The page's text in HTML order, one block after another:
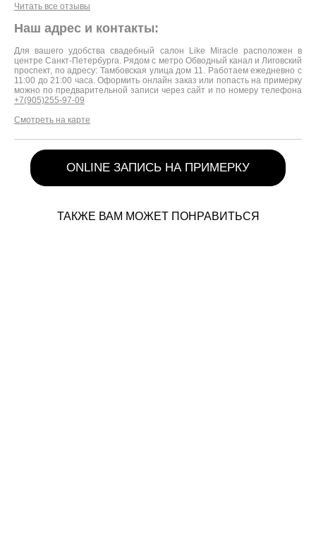
Читать все отзывы
Наш адрес и контакты:
Для вашего удобства свадебный салон Like Miracle расположен в
центре Санкт-Петербурга. Рядом с метро Обводный канал и Лиговский
проспект, по адресу: Тамбовская улица дом 11. Работаем ежедневно с
11:00 до 21:00 часа. Оформить онлайн заказ или попасть на примерку
можно по предварительной записи через сайт и по номеру телефона
+7(905)255-97-09
Смотреть на карте
ONLINE ЗАПИСЬ НА ПРИМЕРКУ
ТАКЖЕ ВАМ МОЖЕТ ПОНРАВИТЬСЯ